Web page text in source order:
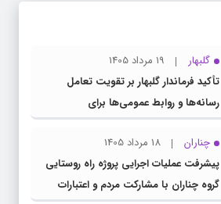
گلبهار
19 مرداد 1405
تأکید فرماندار گلبهار بر تقویت تعامل
رسانه‌ها و روابط عمومی‌ها برای
اطلاع‌رسانی شفاف
چناران
18 مرداد 1405
پیشرفت عملیات اجرایی پروژه راه روستایی
گروه چناران با مشارکت مردم و اعتبارات